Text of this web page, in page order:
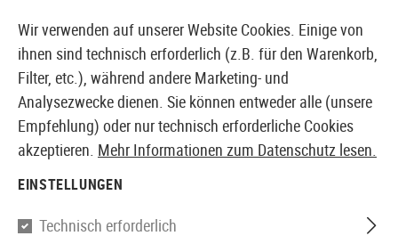
EUROPÄISCHER AIRSOFT SHOP & GROßHÄNDLER
Princeton Tec
Wir verwenden auf unserer Website Cookies. Einige von
ihnen sind technisch erforderlich (z.B. für den Warenkorb,
Filter, etc.), während andere Marketing- und
Analysezwecke dienen. Sie können entweder alle (unsere
Empfehlung) oder nur technisch erforderliche Cookies
akzeptieren. Mehr Informationen zum Datenschutz lesen.
EINSTELLUNGEN
Technisch erforderlich